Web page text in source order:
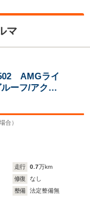
～1.85m
全長
～4.45m
L
～
全
8.5km/L
マ
AMGライ
ーフ/アクテ
運転席・助
ブレコーダ
合）
走行 0.7万km
修復
なし
整備
法定整備無